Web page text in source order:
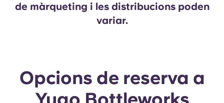
de màrqueting i les distribucions poden
variar.
Opcions de reserva a